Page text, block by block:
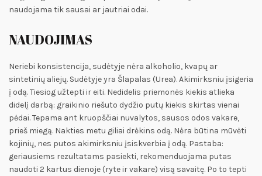
naudojama tik sausai ar jautriai odai.
NAUDOJIMAS
Neriebi konsistencija, sudėtyje nėra alkoholio, kvapų ar
sintetinių aliejų. Sudėtyje yra Šlapalas (Urea). Akimirksniu įsigeria
į odą. Tiesiog užtepti ir eiti. Nedidelis priemonės kiekis atlieka
didelį darbą: graikinio riešuto dydžio putų kiekis skirtas vienai
pėdai. Tepama ant kruopščiai nuvalytos, sausos odos vakare,
prieš miegą. Nakties metu giliai drėkins odą. Nėra būtina mūvėti
kojinių, nes putos akimirksniu įsiskverbia į odą. Pastaba:
geriausiems rezultatams pasiekti, rekomenduojama putas
naudoti 2 kartus dienoje (ryte ir vakare) visą savaitę. Po to tepti